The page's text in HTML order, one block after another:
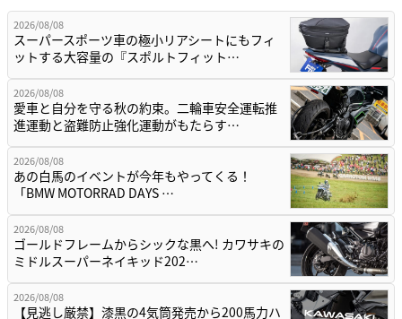
2026/08/08
スーパースポーツ車の極小リアシートにもフィ
ットする大容量の『スポルトフィット…
2026/08/08
愛車と自分を守る秋の約束。二輪車安全運転推
進運動と盗難防止強化運動がもたらす…
2026/08/08
あの白馬のイベントが今年もやってくる！
「BMW MOTORRAD DAYS …
2026/08/08
ゴールドフレームからシックな黒へ! カワサキの
ミドルスーパーネイキッド202…
2026/08/08
【見逃し厳禁】漆黒の4気筒発売から200馬力ハ